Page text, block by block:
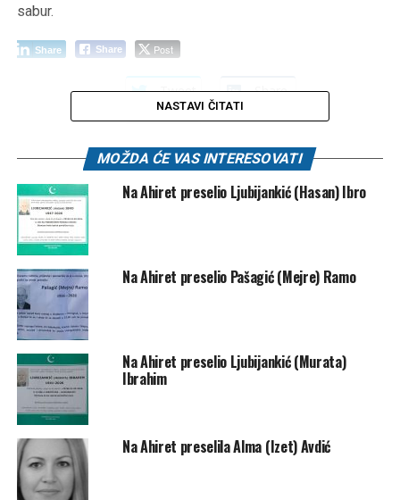
sabur.
Share Post
Share
Tweet Share
UP NEXT
Na Ahiret preselio Sijamhodžić (Ibrahim) Hase
DON'T MISS
Na Ahiret preselila Hafizović (rođ. Mehić) hadži Fatima
NASTAVI ČITATI
MOŽDA ĆE VAS INTERESOVATI
Na Ahiret preselio Ljubijankić (Hasan) Ibro
Na Ahiret preselio Pašagić (Mejre) Ramo
Na Ahiret preselio Ljubijankić (Murata)
Ibrahim
Na Ahiret preselila Alma (Izet) Avdić